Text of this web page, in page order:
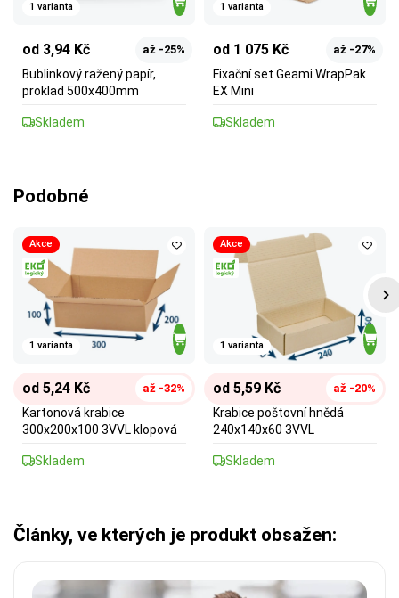
1 varianta
od 3,94 Kč až -25%
Bublinkový ražený papír,
proklad 500x400mm
Skladem
1 varianta
od 1 075 Kč až -27%
Fixační set Geami WrapPak
EX Mini
Skladem
Podobné
Akce
1 varianta
od 5,24 Kč až -32%
Kartonová krabice
300x200x100 3VVL klopová
Skladem
Akce
1 varianta
od 5,59 Kč až -20%
Krabice poštovní hnědá
240x140x60 3VVL
Skladem
Články, ve kterých je produkt obsažen: